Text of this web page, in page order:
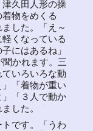
久田人形の操
物をめくる
した。「え～
くなっている
にはあるね」
聞かれます。三
いろいろな動
「着物が重い
「３人で動か
した。
です。「うわ